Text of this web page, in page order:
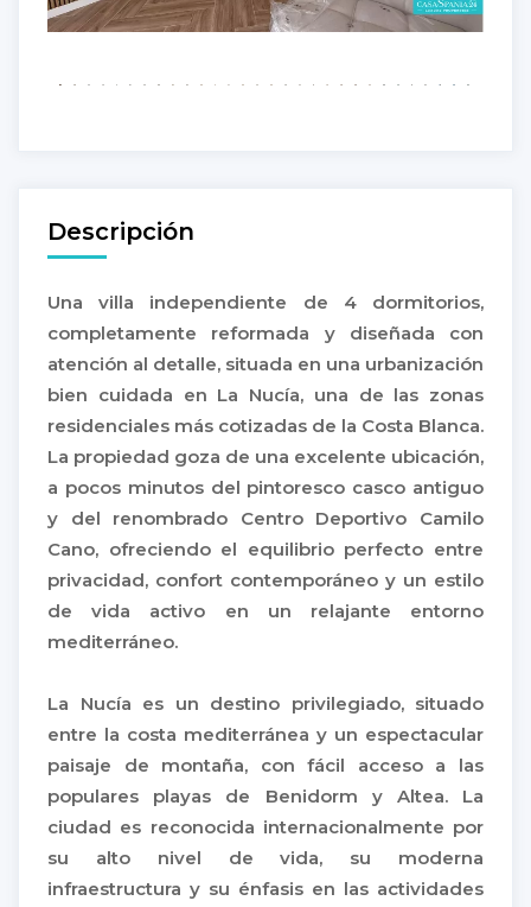
Descripción
Una villa independiente de 4 dormitorios,
completamente reformada y diseñada con
atención al detalle, situada en una urbanización
bien cuidada en La Nucía, una de las zonas
residenciales más cotizadas de la Costa Blanca.
La propiedad goza de una excelente ubicación,
a pocos minutos del pintoresco casco antiguo
y del renombrado Centro Deportivo Camilo
Cano, ofreciendo el equilibrio perfecto entre
privacidad, confort contemporáneo y un estilo
de vida activo en un relajante entorno
mediterráneo.
La Nucía es un destino privilegiado, situado
entre la costa mediterránea y un espectacular
paisaje de montaña, con fácil acceso a las
populares playas de Benidorm y Altea. La
ciudad es reconocida internacionalmente por
su alto nivel de vida, su moderna
infraestructura y su énfasis en las actividades